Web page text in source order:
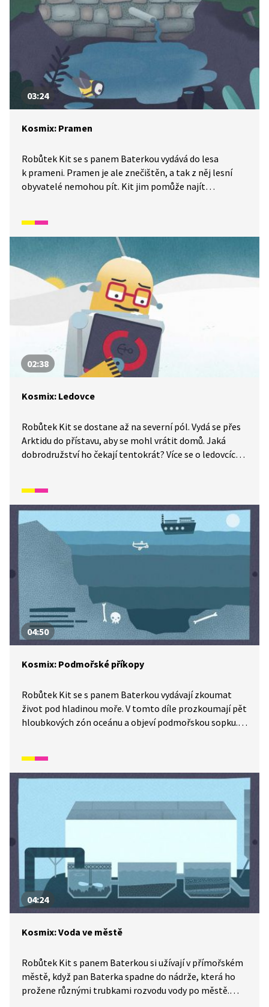
03:24
Kosmix: Pramen
Robůtek Kit se s panem Baterkou vydává do lesa
k prameni. Pramen je ale znečištěn, a tak z něj lesní
obyvatelé nemohou pít. Kit jim pomůže najít
pomáhat druhým?
02:38
Kosmix: Ledovce
Robůtek Kit se dostane až na severní pól. Vydá se přes
Arktidu do přístavu, aby se mohl vrátit domů. Jaká
dobrodružství ho čekají tentokrát? Více se o ledovcích
04:50
Kosmix: Podmořské příkopy
Robůtek Kit se s panem Baterkou vydávají zkoumat
život pod hladinou moře. V tomto díle prozkoumají pět
hloubkových zón oceánu a objeví podmořskou sopku.
A co se při něm naučili?
04:24
Kosmix: Voda ve městě
Robůtek Kit s panem Baterkou si užívají v přímořském
městě, když pan Baterka spadne do nádrže, která ho
prožene různými trubkami rozvodu vody po městě.